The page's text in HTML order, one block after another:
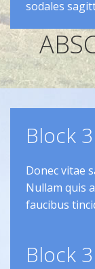
sodales
Block
Donec vitae
Nullam quis
faucibus
Block